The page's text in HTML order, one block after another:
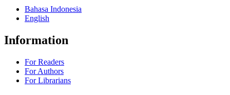
Bahasa Indonesia
English
Information
For Readers
For Authors
For Librarians